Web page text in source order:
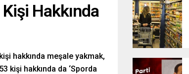
Hakkında
hakkında meşale yakmak,
kişi hakkında da ‘Sporda